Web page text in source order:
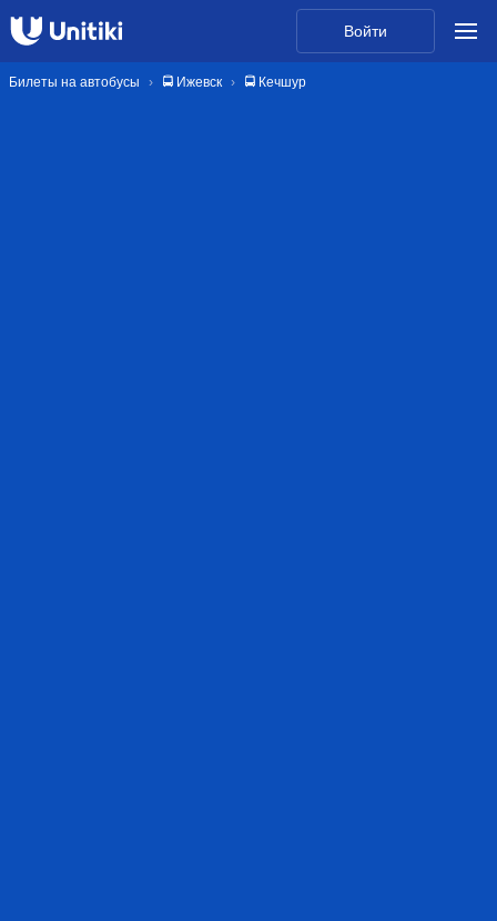
Войти
Билеты на автобусы 🚍 Ижевск 🚍 Кечшур